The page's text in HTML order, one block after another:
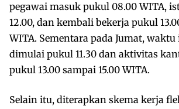
pegawai masuk pukul 08.00 WITA,
12.00, dan kembali bekerja pukul
WITA. Sementara pada Jumat,
dimulai pukul 11.30 dan aktivitas
pukul 13.00 sampai 15.00 WITA.
Selain itu, diterapkan skema kerja